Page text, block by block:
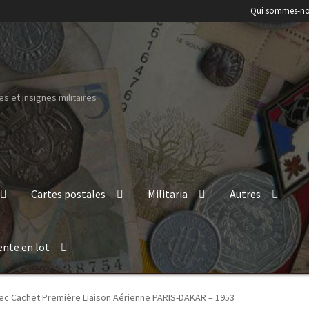
Qui sommes-
et insignes militaires
Cartes postales Militaria Autres
en lot
Cachet Première Liaison Aérienne PARIS-DAKAR – 1953